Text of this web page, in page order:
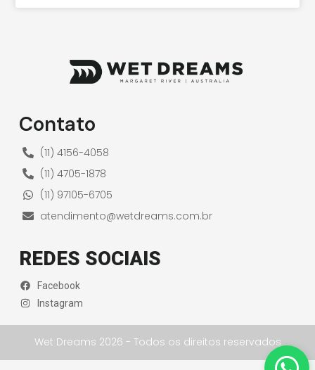
Contato
(11) 4156-4058
(11) 4705-1878
(11) 97105-6705
atendimento@wetdreams.com.br
REDES SOCIAIS
Facebook
Instagram
Wet Dreams 2026 - Todos os direitos reservados